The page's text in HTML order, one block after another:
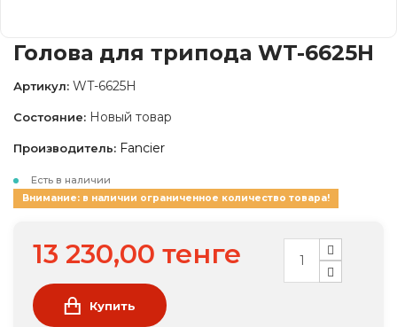
Голова для трипода WT-6625H
Артикул: WT-6625H
Состояние: Новый товар
Производитель: Fancier
Есть в наличии
Внимание: в наличии ограниченное количество товара!
13 230,00 тенге
Купить